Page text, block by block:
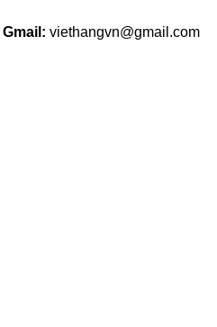
Gmail: viethangvn@gmail.com